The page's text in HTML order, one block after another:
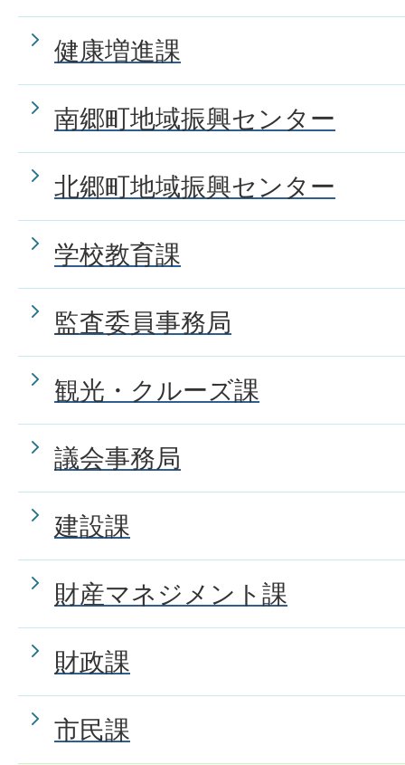
健康増進課
南郷町地域振興センター
北郷町地域振興センター
学校教育課
監査委員事務局
観光・クルーズ課
議会事務局
建設課
財産マネジメント課
財政課
市民課